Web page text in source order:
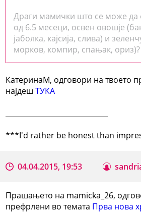
Драги мамички што се може да
од 6.5 месеци, освен овошје
јаболка, кајсија, слива) и
морков, компир, спањак, ориз)?
КатеринаМ, одговори на твоето
најдешТУКА
***I'd rather be honest than
04.04.2015, 19:53
Прашањето на mamicka_26,
префрлени во темата Прва нова